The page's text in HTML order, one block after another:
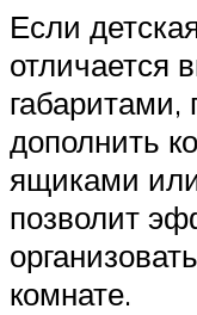
Если
отличается
габаритами,
дополнить
ящиками
позволит
комнате.